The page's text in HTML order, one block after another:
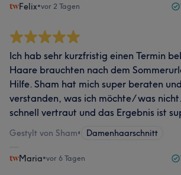
Felix•vor 2 Tagen
Ich hab sehr kurzfristig einen Termin
Haare brauchten nach dem
Hilfe. Sham hat mich super beraten
verstanden, was ich möchte/ was
schnell vertraut und das Ergebnis ist
Gestylt von Sham• Damenhaarschnitt
Maria•vor 6 Tagen